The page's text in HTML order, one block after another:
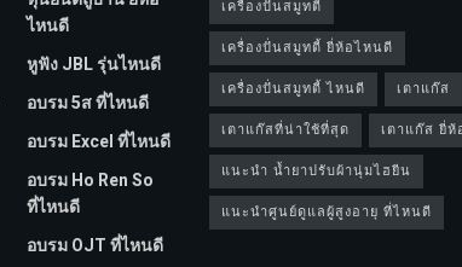
ไหนดี
หูฟัง JBL รุ่นไหนดี
อบรม 5ส ที่ไหนดี
อบรม Excel ที่ไหนดี
อบรม Ho Ren So
ที่ไหนดี
อบรม OJT ที่ไหนดี
เครื่องปั่นสมูทตี้
เครื่องปั่นสมูทตี้ ยี่ห้อไหนดี
เครื่องปั่นสมูทตี้ ไหนดี
เตาแก๊ส
เตาแก๊สที่น่าใช้ที่สุด
เตาแก๊ส ยี่
แนะนำ น้ำยาปรับผ้านุ่มไฮยีน
แนะนำศูนย์ดูแลผู้สูงอายุ ที่ไหนดี